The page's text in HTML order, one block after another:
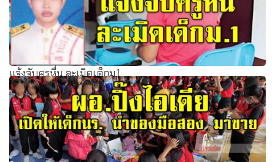
แจ้งจับครูหื่น ละเมิดเด็กม.1